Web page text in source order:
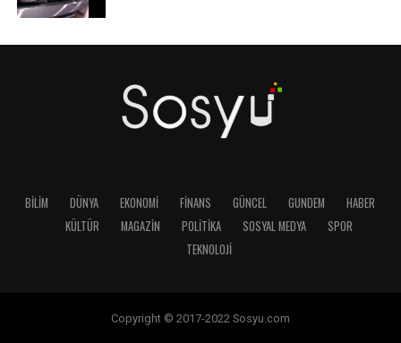
BILIM DÜNYA EKONOMI FINANS GÜNCEL GUNDEM
HABER
KÜLTÜR
MAGAZIN POLITIKA SOSYAL MEDYA
SPOR
TEKNOLOJI
Copyright © 2017-2022 Sosyu.com